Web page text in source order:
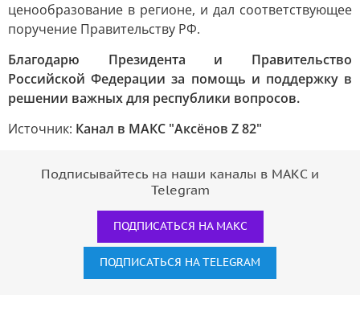
ценообразование в регионе, и дал соответствующее
поручение Правительству РФ.
Благодарю Президента и Правительство
Российской Федерации за помощь и поддержку в
решении важных для республики вопросов.
Источник: Канал в МАКС "Аксёнов Z 82"
Подписывайтесь на наши каналы в МАКС и
Telegram
ПОДПИСАТЬСЯ НА МАКС
ПОДПИСАТЬСЯ НА TELEGRAM